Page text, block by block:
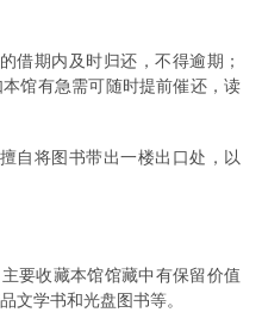
借期内及时归还，不得逾期；
馆有急需可随时提前催还，读
自将图书带出一楼出口处，以
要收藏本馆馆藏中有保留价值
文学书和光盘图书等。